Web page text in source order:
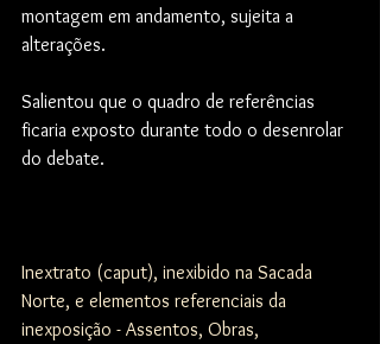
montagem em andamento, sujeita a
alterações.
Salientou que o quadro de referências
ficaria exposto durante todo o desenrolar
do debate.
Inextrato (caput), inexibido na Sacada
Norte, e elementos referenciais da
inexposição - Assentos, Obras,